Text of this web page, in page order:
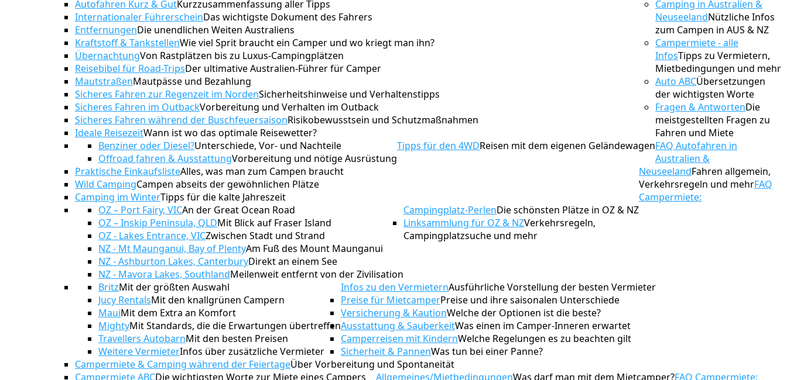
Autofahren Kurz & GutKurzzusammenfassung aller Tipps
Internationaler FührerscheinDas wichtigste Dokument des Fahrers
EntfernungenDie unendlichen Weiten Australiens
Kraftstoff & TankstellenWie viel Sprit braucht ein Camper und wo kriegt man ihn?
ÜbernachtungVon Rastplätzen bis zu Luxus-Campingplätzen
Reisebibel für Road-TripsDer ultimative Australien-Führer für Camper
MautstraßenMautpässe und Bezahlung
Sicheres Fahren zur Regenzeit im NordenSicherheitshinweise und Verhaltenstipps
Sicheres Fahren im OutbackVorbereitung und Verhalten im Outback
Sicheres Fahren während der BuschfeuersaisonRisikobewusstsein und Schutzmaßnahmen
Ideale ReisezeitWann ist wo das optimale Reisewetter?
Tipps für den 4WDReisen mit dem eigenen Geländewagen
Benziner oder Diesel?Unterschiede, Vor- und Nachteile
Offroad fahren & AusstattungVorbereitung und nötige Ausrüstung
Camping in Australien &
NeuseelandNützliche Infos
zum Campen in AUS & NZ
Praktische EinkaufslisteAlles, was man zum Campen braucht
Wild CampingCampen abseits der gewöhnlichen Plätze
Camping im WinterTipps für die kalte Jahreszeit
Campingplatz-PerlenDie schönsten Plätze in OZ & NZ
OZ – Port Fairy, VICAn der Great Ocean Road
OZ – Inskip Peninsula, QLDMit Blick auf Fraser Island
OZ - Lakes Entrance, VICZwischen Stadt und Strand
NZ - Mt Maunganui, Bay of PlentyAm Fuß des Mount Maunganui
NZ - Ashburton Lakes, CanterburyDirekt an einem See
NZ - Mavora Lakes, SouthlandMeilenweit entfernt von der Zivilisation
Linksammlung für OZ & NZVerkehrsregeln,
Campingplatzsuche und mehr
Campermiete - alle
InfosTipps zu Vermietern,
Mietbedingungen und mehr
Infos zu den VermieternAusführliche Vorstellung der besten Vermieter
BritzMit der größten Auswahl
Jucy RentalsMit den knallgrünen Campern
MauiMit dem Extra an Komfort
MightyMit Standards, die die Erwartungen übertreffen
Travellers AutobarnMit den besten Preisen
Weitere VermieterInfos über zusätzliche Vermieter
Preise für MietcamperPreise und ihre saisonalen Unterschiede
Versicherung & KautionWelche der Optionen ist die beste?
Ausstattung & SauberkeitWas einen im Camper-Inneren erwartet
Camperreisen mit KindernWelche Regelungen es zu beachten gilt
Sicherheit & PannenWas tun bei einer Panne?
Campermiete & Camping während der FeiertageÜber Vorbereitung und Spontaneität
Auto ABCÜbersetzungen
der wichtigsten Worte
Campermiete ABCDie wichtigsten Worte zur Miete eines Campers
Fragen & AntwortenDie
meistgestellten Fragen zu
Fahren und Miete
FAQ Autofahren in
Australien &
NeuseelandFahren allgemein,
Verkehrsregeln und mehrFAQ
Campermiete:
Allgemeines/MietbedingungenWas darf man mit dem Mietcamper?FAQ Campermiete: